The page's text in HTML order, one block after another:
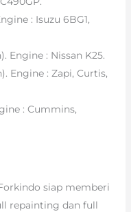
: Isuzu 6BG1,
Engine : Nissan K25.
Engine : Zapi, Curtis,
: Cummins,
siap memberi
repainting dan full